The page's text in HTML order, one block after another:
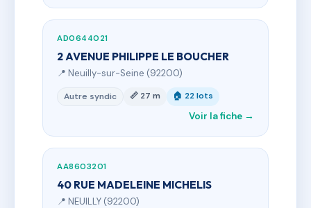
AD0644021
2 AVENUE PHILIPPE LE BOUCHER
📍 Neuilly-sur-Seine (92200)
Autre syndic 📏 27 m 🏠 22 lots
Voir la fiche →
AA8603201
40 RUE MADELEINE MICHELIS
📍 NEUILLY (92200)